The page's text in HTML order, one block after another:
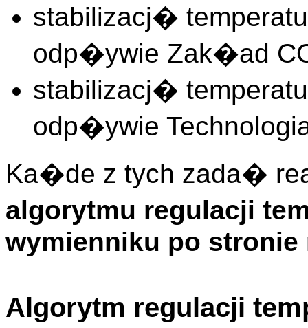
stabilizacj�
odp�ywie Zak�ad
stabilizacj�
odp�ywie
Ka�de z tych zada�
algorytmu regulacji
wymienniku po
Algorytm regulacji